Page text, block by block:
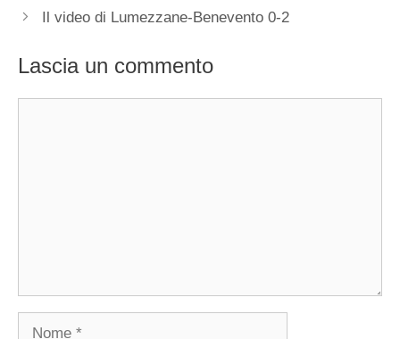
Il video di Lumezzane-Benevento 0-2
Lascia un commento
Nome